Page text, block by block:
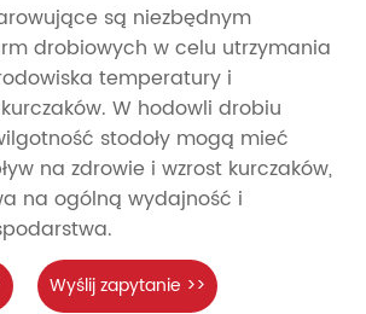
są niezbędnym
drobiowych w celu utrzymania
temperatury i
W hodowli drobiu
stodoły mogą mieć
na zdrowie i wzrost kurczaków,
na ogólną wydajność i
Wyślij zapytanie >>